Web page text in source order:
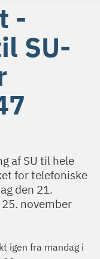
-
SU-
af SU til hele
for telefoniske
den 21.
november
igen fra mandag i